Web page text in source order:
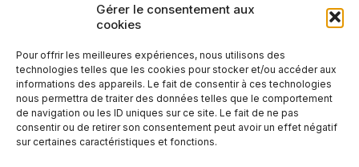
Gérer le consentement aux
cookies
Pour offrir les meilleures expériences, nous utilisons des
technologies telles que les cookies pour stocker et/ou accéder aux
informations des appareils. Le fait de consentir à ces technologies
nous permettra de traiter des données telles que le comportement
de navigation ou les ID uniques sur ce site. Le fait de ne pas
consentir ou de retirer son consentement peut avoir un effet négatif
sur certaines caractéristiques et fonctions.
e de
conduite
plus sûre
et plus
agréable.